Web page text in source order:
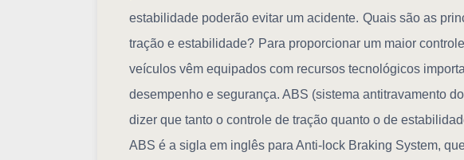
estabilidade poderão evitar um acidente. Quais são as
tração e estabilidade? Para proporcionar um maior
veículos vêm equipados com recursos tecnológicos
desempenho e segurança. ABS (sistema antitravamento
dizer que tanto o controle de tração quanto o de
ABS é a sigla em inglês para Anti-lock Braking System,